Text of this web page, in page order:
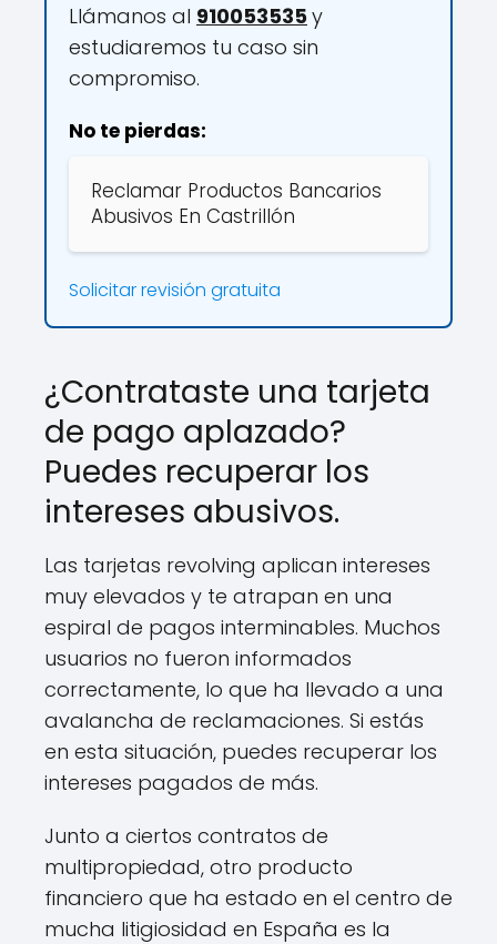
Llámanos al 910053535y
estudiaremos tu caso sin
compromiso.
No te pierdas:
Reclamar Productos Bancarios
Abusivos En Castrillón
Solicitar revisión gratuita
¿Contrataste una tarjeta
de pago aplazado?
Puedes recuperar los
intereses abusivos.
Las tarjetas revolving aplican intereses
muy elevados y te atrapan en una
espiral de pagos interminables. Muchos
usuarios no fueron informados
correctamente, lo que ha llevado a una
avalancha de reclamaciones. Si estás
en esta situación, puedes recuperar los
intereses pagados de más.
Junto a ciertos contratos de
multipropiedad, otro producto
financiero que ha estado en el centro de
mucha litigiosidad en España es la